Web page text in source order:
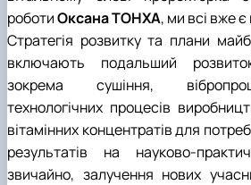
роботиОксана ТОНХА, ми всі вже
Стратегія розвитку та плани
включають подальший
зокрема сушіння,
технологічних процесів
вітамінних концентратів для
результатів на науково-
звичайно, залучення нових